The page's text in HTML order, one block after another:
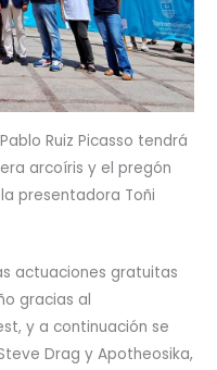
Ruiz Picasso tendrá
arcoíris y el pregón
presentadora Toñi
actuaciones gratuitas
gracias al
y a continuación se
Drag y Apotheosika,